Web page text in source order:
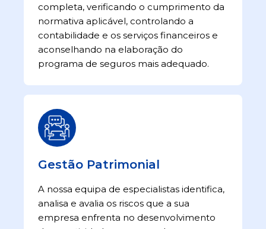
completa, verificando o cumprimento da
normativa aplicável, controlando a
contabilidade e os serviços financeiros e
aconselhando na elaboração do
programa de seguros mais adequado.
Gestão Patrimonial
A nossa equipa de especialistas identifica,
analisa e avalia os riscos que a sua
empresa enfrenta no desenvolvimento